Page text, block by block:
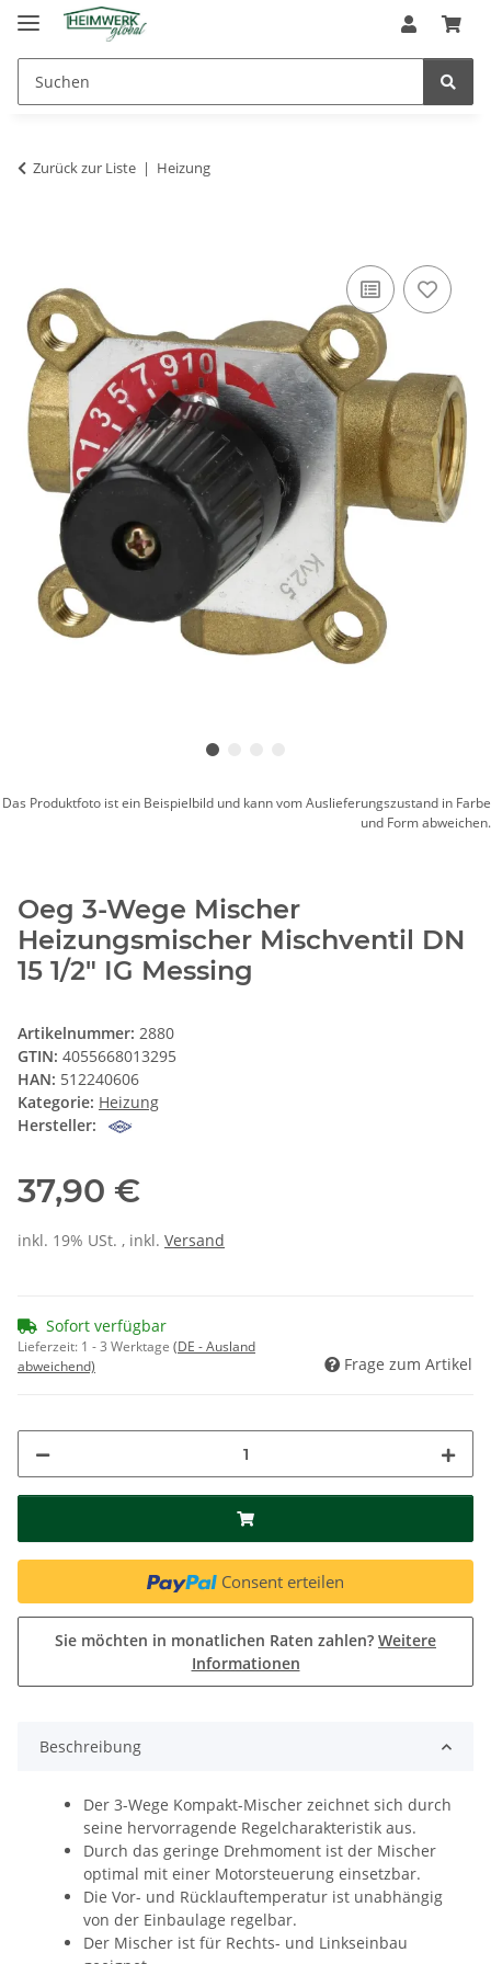
Zurück zur Liste Heizung
Das Produktfoto ist ein Beispielbild und kann vom Auslieferungszustand in Farbe
und Form abweichen.
Oeg 3-Wege Mischer
Heizungsmischer Mischventil DN
15 1/2" IG Messing
Artikelnummer: 2880
GTIN: 4055668013295
HAN: 512240606
Kategorie: Heizung
Hersteller:
37,90 €
inkl. 19% USt. , inkl. Versand
Sofort verfügbar
Lieferzeit: 1 - 3 Werktage (DE - Ausland
abweichend)
Frage zum Artikel
Consent erteilen
Sie möchten in monatlichen Raten zahlen? Weitere
Informationen
Beschreibung
Der 3-Wege Kompakt-Mischer zeichnet sich durch
seine hervorragende Regelcharakteristik aus.
Durch das geringe Drehmoment ist der Mischer
optimal mit einer Motorsteuerung einsetzbar.
Die Vor- und Rücklauftemperatur ist unabhängig
von der Einbaulage regelbar.
Der Mischer ist für Rechts- und Linkseinbau